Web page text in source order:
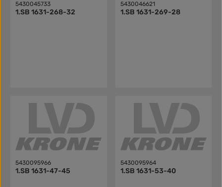
5430045733
1.SB 1631-268-32
5430046621
1.SB 1631-269-28
5430095966
1.SB 1631-47-45
5430095964
1.SB 1631-53-40